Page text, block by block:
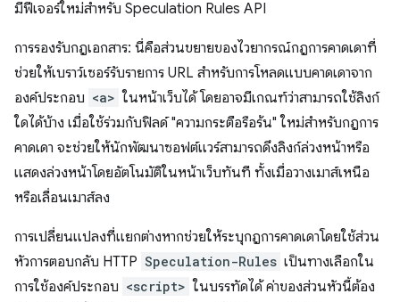
มีฟีเจอร์ใหม่สำหรับ Speculation Rules API
การรองรับกฎเอกสาร: นี่คือส่วนขยายของไวยากรณ์กฎการคาดเดาที่
ช่วยให้เบราว์เซอร์รับรายการ URL สำหรับการโหลดแบบคาดเดาจาก
องค์ประกอบ <a> ในหน้าเว็บได้ โดยอาจมีเกณฑ์ว่าสามารถใช้ลิงก์
ใดได้บ้าง เมื่อใช้ร่วมกับฟิลด์ "ความกระตือรือร้น" ใหม่สำหรับกฎการ
คาดเดา จะช่วยให้นักพัฒนาซอฟต์แวร์สามารถดึงลิงก์ล่วงหน้าหรือ
แสดงล่วงหน้าโดยอัตโนมัติในหน้าเว็บทันที ทั้งเมื่อวางเมาส์เหนือ
หรือเลื่อนเมาส์ลง
การเปลี่ยนแปลงที่แยกต่างหากช่วยให้ระบุกฎการคาดเดาโดยใช้ส่วน
หัวการตอบกลับ HTTP Speculation-Rules เป็นทางเลือกใน
การใช้องค์ประกอบ <script> ในบรรทัดได้ ค่าของส่วนหัวนี้ต้อง